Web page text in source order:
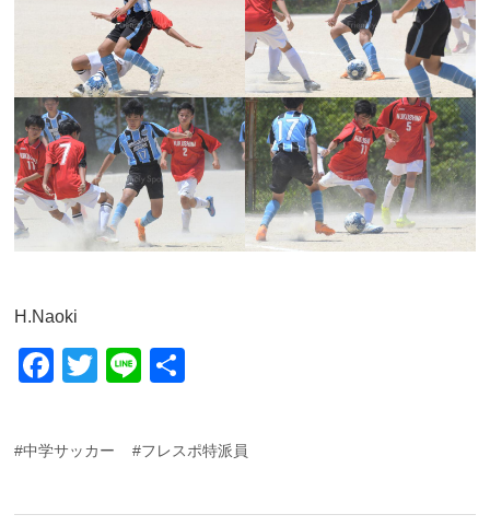
H.Naoki
F
c
e
b
T
er
Li
e
共
#中学サッカー #フレスポ特派員